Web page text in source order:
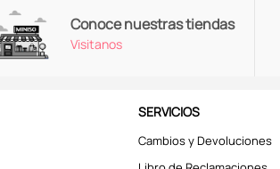
Conoce nuestras tiendas
Visitanos
SERVICIOS
Cambios y Devoluciones